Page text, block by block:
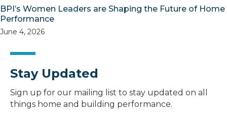
BPI’s Women Leaders are Shaping the Future of Home
Performance
June 4, 2026
Stay Updated
Sign up for our mailing list to stay updated on all
things home and building performance.